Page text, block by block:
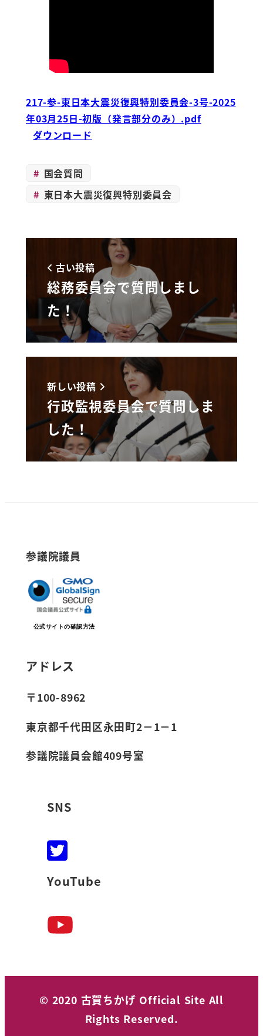
217-参-東日本大震災復興特別委員会-3号-2025
年03月25日-初版（発言部分のみ）.pdf
ダウンロード
国会質問
東日本大震災復興特別委員会
古い投稿
総務委員会で質問しまし
た！
新しい投稿
行政監視委員会で質問しま
した！
参議院議員
公式サイトの確認方法
アドレス
〒100-8962
東京都千代田区永田町2－1－1
参議院議員会館409号室
SNS
YouTube
© 2020 古賀ちかげ Official Site All
Rights Reserved.